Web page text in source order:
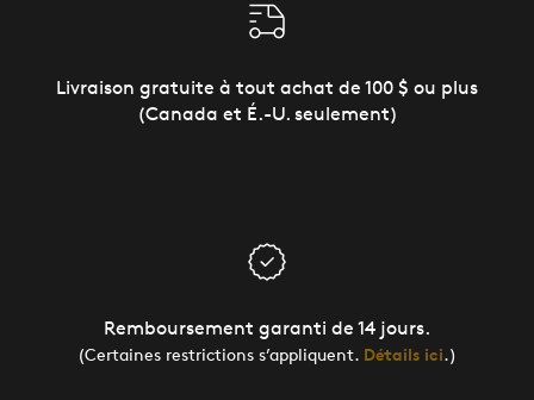
Livraison gratuite à tout achat de 100 $ ou plus
(Canada et É.-U. seulement)
Remboursement garanti de 14 jours.
(Certaines restrictions s’appliquent. Détails ici.)